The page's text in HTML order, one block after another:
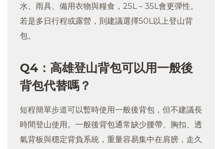
水、雨具、備用衣物與糧食，25L－35L會更彈性。
若是多日行程或露營，則建議選擇50L以上登山背
包。
Q4：高雄登山背包可以用一般後
背包代替嗎？
短程簡單步道可以暫時使用一般後背包，但不建議長
時間登山使用。一般後背包通常缺少腰帶、胸扣、透
氣背板與穩定背負系統，重量容易集中在肩膀，走久